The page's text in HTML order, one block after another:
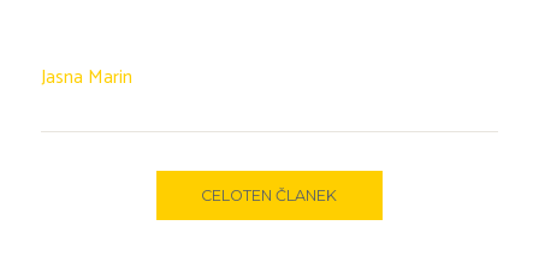
Jasna Marin
CELOTEN ČLANEK